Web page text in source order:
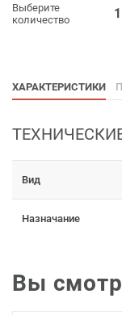
Выберите
количество
ХАРАКТЕРИСТИКИ
Вид
Назначание
Вы